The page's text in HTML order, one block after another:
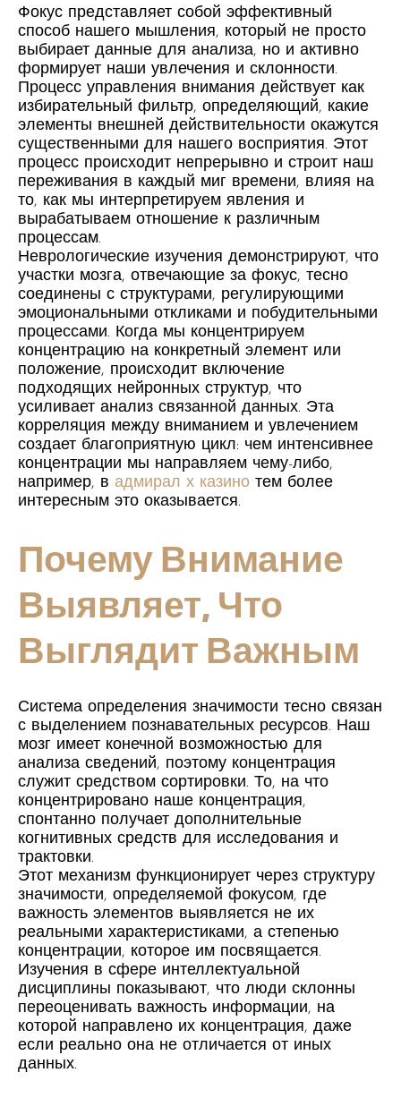
Фокус представляет собой эффективный
способ нашего мышления, который не просто
выбирает данные для анализа, но и активно
формирует наши увлечения и склонности.
Процесс управления внимания действует как
избирательный фильтр, определяющий, какие
элементы внешней действительности окажутся
существенными для нашего восприятия. Этот
процесс происходит непрерывно и строит наш
переживания в каждый миг времени, влияя на
то, как мы интерпретируем явления и
вырабатываем отношение к различным
процессам.
Неврологические изучения демонстрируют, что
участки мозга, отвечающие за фокус, тесно
соединены с структурами, регулирующими
эмоциональными откликами и побудительными
процессами. Когда мы концентрируем
концентрацию на конкретный элемент или
положение, происходит включение
подходящих нейронных структур, что
усиливает анализ связанной данных. Эта
корреляция между вниманием и увлечением
создает благоприятную цикл: чем интенсивнее
концентрации мы направляем чему-либо,
например, в адмирал х казино тем более
интересным это оказывается.
Почему Внимание
Выявляет, Что
Выглядит Важным
Система определения значимости тесно связан
с выделением познавательных ресурсов. Наш
мозг имеет конечной возможностью для
анализа сведений, поэтому концентрация
служит средством сортировки. То, на что
концентрировано наше концентрация,
спонтанно получает дополнительные
когнитивных средств для исследования и
трактовки.
Этот механизм функционирует через структуру
значимости, определяемой фокусом, где
важность элементов выявляется не их
реальными характеристиками, а степенью
концентрации, которое им посвящается.
Изучения в сфере интеллектуальной
дисциплины показывают, что люди склонны
переоценивать важность информации, на
которой направлено их концентрация, даже
если реально она не отличается от иных
данных.